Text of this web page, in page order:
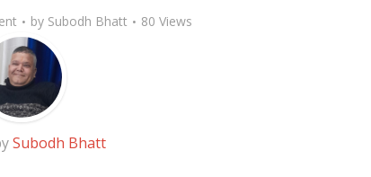
by Subodh Bhatt 80 Views
Subodh Bhatt